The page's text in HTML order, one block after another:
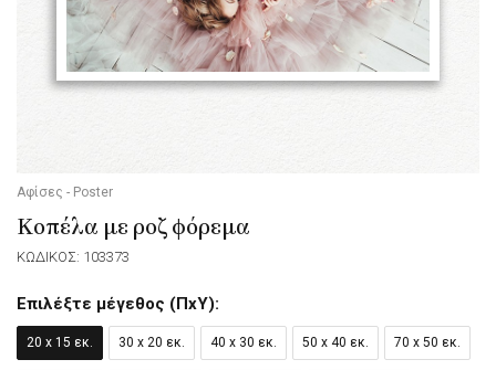
Αφίσες - Poster
Κοπέλα με ροζ φόρεμα
ΚΩΔΙΚΟΣ: 103373
Επιλέξτε μέγεθος (ΠxΥ):
20 x 15 εκ. 30 x 20 εκ. 40 x 30 εκ. 50 x 40 εκ. 70 x 50 εκ.